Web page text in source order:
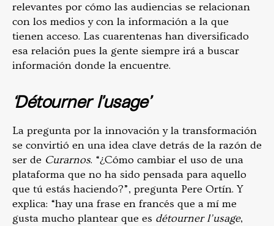
relevantes por cómo las audiencias se relacionan
con los medios y con la información a la que
tienen acceso. Las cuarentenas han diversificado
esa relación pues la gente siempre irá a buscar
información donde la encuentre.
‘Détourner l’usage’
La pregunta por la innovación y la transformación
se convirtió en una idea clave detrás de la razón de
ser de Curarnos. “¿Cómo cambiar el uso de una
plataforma que no ha sido pensada para aquello
que tú estás haciendo?”, pregunta Pere Ortín. Y
explica: “hay una frase en francés que a mí me
gusta mucho plantear que es détourner l’usage,